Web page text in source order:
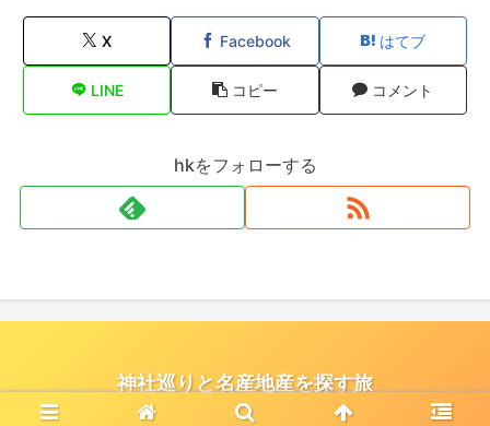
X Facebook はてブ
LINE コピー コメント
hkをフォローする
神社巡りと名産地産を探す旅
© 2021 神社巡りと名産地産を探す旅.